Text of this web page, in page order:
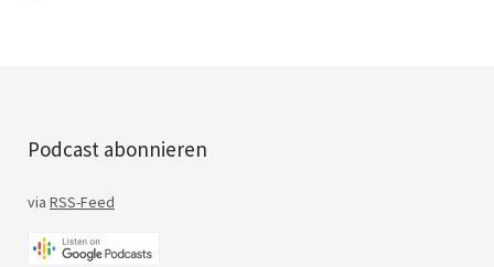
Podcast abonnieren
via RSS-Feed